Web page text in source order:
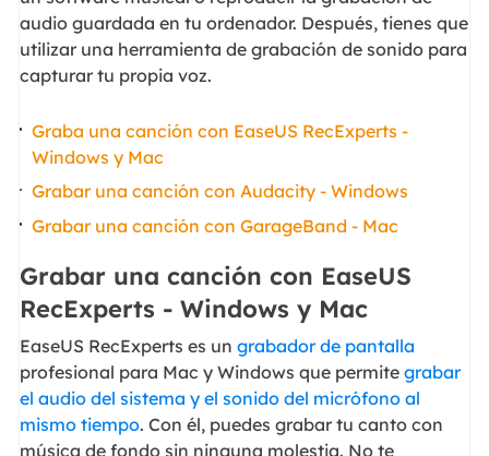
audio guardada en tu ordenador. Después, tienes que
utilizar una herramienta de grabación de sonido para
capturar tu propia voz.
Graba una canción con EaseUS RecExperts -
Windows y Mac
Grabar una canción con Audacity - Windows
Grabar una canción con GarageBand - Mac
Grabar una canción con EaseUS
RecExperts - Windows y Mac
EaseUS RecExperts es un grabador de pantalla
profesional para Mac y Windows que permite grabar
el audio del sistema y el sonido del micrófono al
mismo tiempo. Con él, puedes grabar tu canto con
música de fondo sin ninguna molestia. No te